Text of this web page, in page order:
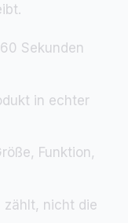
Sekunden
in echter
Funktion,
zählt, nicht die